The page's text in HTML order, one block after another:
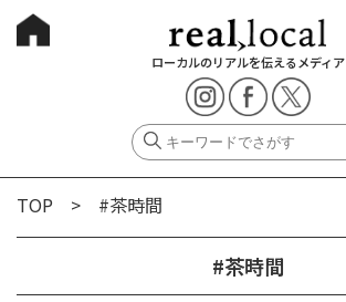
ローカルのリアルを伝えるメディア
TOP > #茶時間
#茶時間